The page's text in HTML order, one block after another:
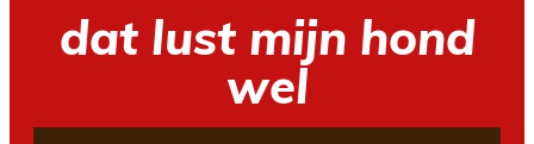
dat lust mijn hond
wel